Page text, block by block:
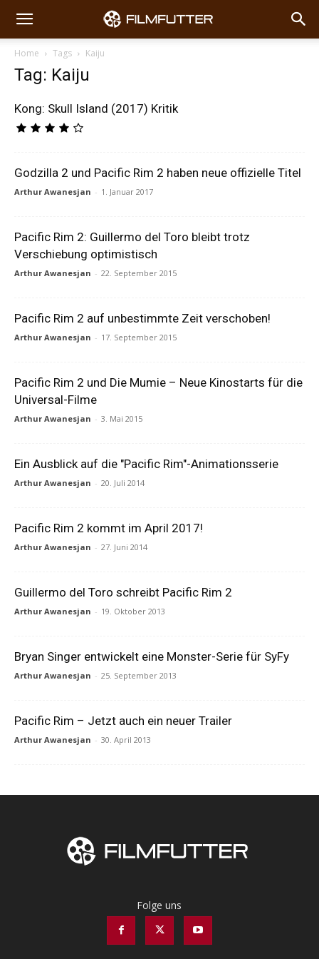
Home Tags Kaiju
Tag: Kaiju
Kong: Skull Island (2017) Kritik
Godzilla 2 und Pacific Rim 2 haben neue offizielle Titel
Arthur Awanesjan - 1. Januar 2017
Pacific Rim 2: Guillermo del Toro bleibt trotz
Verschiebung optimistisch
Arthur Awanesjan - 22. September 2015
Pacific Rim 2 auf unbestimmte Zeit verschoben!
Arthur Awanesjan - 17. September 2015
Pacific Rim 2 und Die Mumie – Neue Kinostarts für die
Universal-Filme
Arthur Awanesjan - 3. Mai 2015
Ein Ausblick auf die "Pacific Rim"-Animationsserie
Arthur Awanesjan - 20. Juli 2014
Pacific Rim 2 kommt im April 2017!
Arthur Awanesjan - 27. Juni 2014
Guillermo del Toro schreibt Pacific Rim 2
Arthur Awanesjan - 19. Oktober 2013
Bryan Singer entwickelt eine Monster-Serie für SyFy
Arthur Awanesjan - 25. September 2013
Pacific Rim – Jetzt auch ein neuer Trailer
Arthur Awanesjan - 30. April 2013
Folge uns